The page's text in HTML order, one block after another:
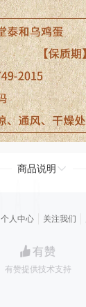
商品说明
个人中心 关注我们
有赞提供技术支持